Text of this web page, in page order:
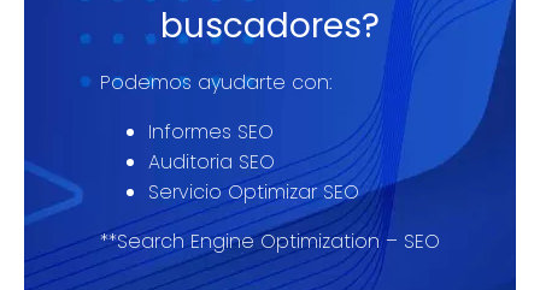
buscadores?
Podemos ayudarte con:
Informes SEO
Auditoria SEO
Servicio Optimizar SEO
**Search Engine Optimization – SEO